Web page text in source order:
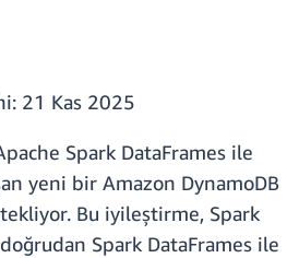
21 Kas 2025
Spark DataFrames ile
yeni bir Amazon DynamoDB
Bu iyileştirme, Spark
Spark DataFrames ile